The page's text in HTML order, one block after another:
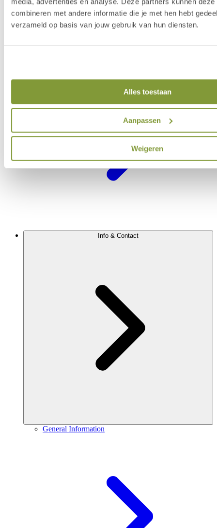
combineren met andere informatie die je met hen hebt
verzameld op basis van jouw gebruik van hun diensten.
Alles toestaan
Aanpassen
Weigeren
Info & Contact
General Information